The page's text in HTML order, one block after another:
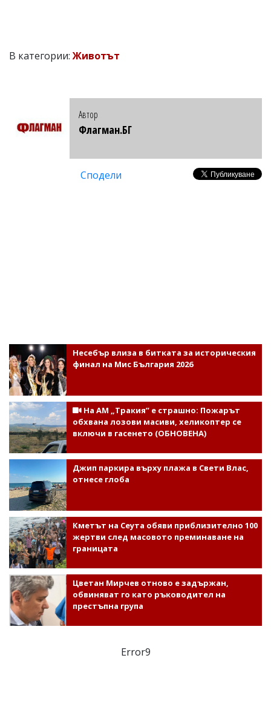
В категории:Животът
Автор
Флагман.БГ
Сподели
Несебър влиза в битката за историческия
финал на Мис България 2026
На АМ „Тракия” е страшно: Пожарът
обхвана лозови масиви, хеликоптер се
включи в гасенето (ОБНОВЕНА)
Джип паркира върху плажа в Свети Влас,
отнесе глоба
Кметът на Сеута обяви приблизително 100
жертви след масовото преминаване на
границата
Цветан Мирчев отново е задържан,
обвиняват го като ръководител на
престъпна група
Error9